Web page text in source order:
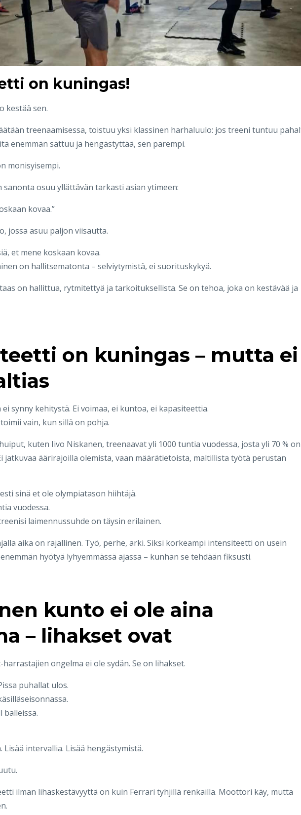
on kuningas!
kestää sen.
treenaamisessa, toistuu yksi klassinen harhaluulo: jos treeni tuntuu
enemmän sattuu ja hengästyttää, sen parempi.
monisyisempi.
sanonta osuu yllättävän tarkasti asian ytimeen:
kovaa.”
jossa asuu paljon viisautta.
et mene koskaan kovaa.
on hallitsematonta – selviytymistä, ei suorituskykyä.
on hallittua, rytmitettyä ja tarkoituksellista. Se on tehoa, joka on kestävää ja
on kuningas – mutta ei
synny kehitystä. Ei voimaa, ei kuntoa, ei kapasiteettia.
vain, kun sillä on pohja.
kuten Iivo Niskanen, treenaavat yli 1000 tuntia vuodessa, josta yli 70 % on
jatkuvaa äärirajoilla olemista, vaan määrätietoista, maltillista työtä perustan
sinä et ole olympiatason hiihtäjä.
vuodessa.
laimennussuhde on täysin erilainen.
aika on rajallinen. Työ, perhe, arki. Siksi korkeampi intensiteetti on usein
hyötyä lyhyemmässä ajassa – kunhan se tehdään fiksusti.
kunto ei ole aina
– lihakset ovat
harrastajien ongelma ei ole sydän. Se on lihakset.
puhallat ulos.
balleissa.
Lisää intervallia. Lisää hengästymistä.
ilman lihaskestävyyttä on kuin Ferrari tyhjillä renkailla. Moottori käy, mutta